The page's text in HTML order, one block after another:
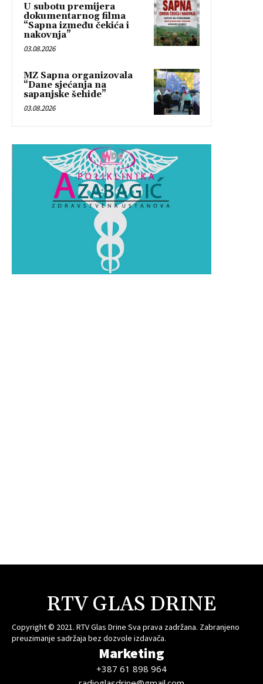
U subotu premijera
dokumentarnog filma
“Sapna između čekića i
nakovnja”
03.08.2026
MZ Sapna organizovala
“Dane sjećanja na
sapanjske šehide”
03.08.2026
RTV GLAS DRINE
Copyright © 2021. RTV Glas Drine Sva prava zadržana. Zabranjeno
preuzimanje sadržaja bez dozvole izdavača.
Marketing
+387 61 898 964